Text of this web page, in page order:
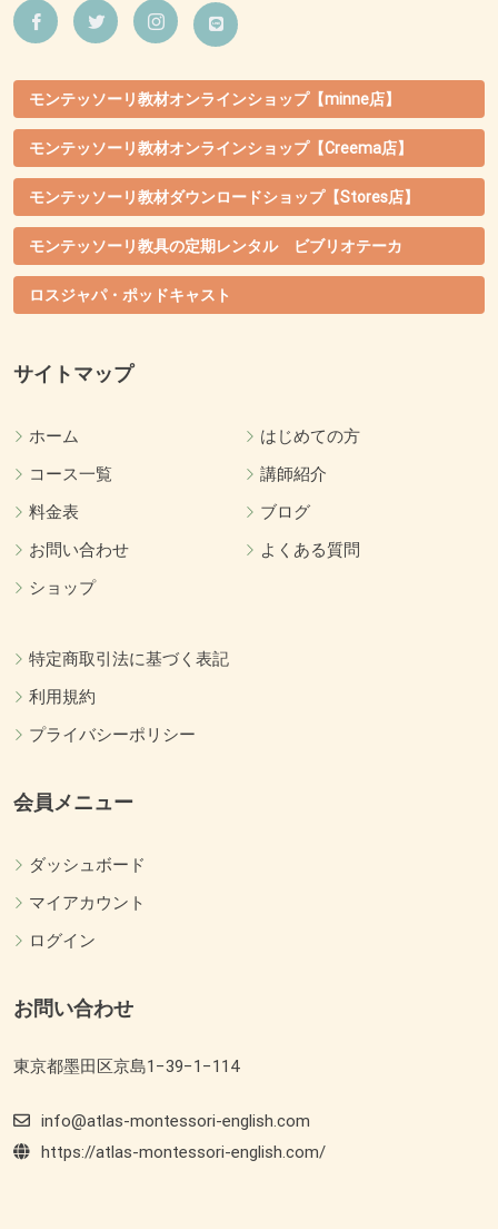
モンテッソーリ教材オンラインショップ【minne店】
モンテッソーリ教材オンラインショップ【Creema店】
モンテッソーリ教材ダウンロードショップ【Stores店】
モンテッソーリ教具の定期レンタル ビブリオテーカ
ロスジャパ・ポッドキャスト
サイトマップ
ホーム
はじめての方
コース一覧
講師紹介
料金表
ブログ
お問い合わせ
よくある質問
ショップ
特定商取引法に基づく表記
利用規約
プライバシーポリシー
会員メニュー
ダッシュボード
マイアカウント
ログイン
お問い合わせ
東京都墨田区京島1−39−1−114
info@atlas-montessori-english.com
https://atlas-montessori-english.com/